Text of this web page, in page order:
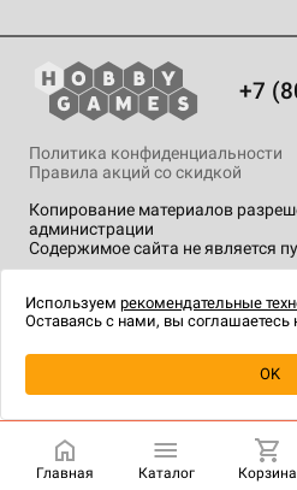
Купить|
+7
Копирование материалов
администрации
Содержимое сайта не является
Политика конфиденциальности
Правила акций со скидкой
технологии.
Главная Каталог Корзина
Используем рекомендательные
Оставаясь с нами, вы соглашаетесь
OK